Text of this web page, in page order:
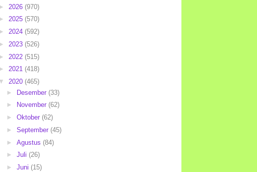
► 2026 (970)
► 2025 (570)
► 2024 (592)
► 2023 (526)
► 2022 (515)
► 2021 (418)
▼ 2020 (465)
► Desember (33)
►
November (62)
► Oktober (62)
► September (45)
► Agustus (84)
► Juli (26)
► Juni (15)